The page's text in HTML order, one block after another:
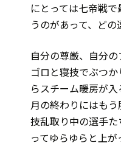
にとっては七帝戦
うのがあって、どの
自分の尊厳、自分
ゴロと寝技でぶつ
らスチーム暖房が
月の終わりにはも
技乱取り中の選手
ってゆらゆらと上